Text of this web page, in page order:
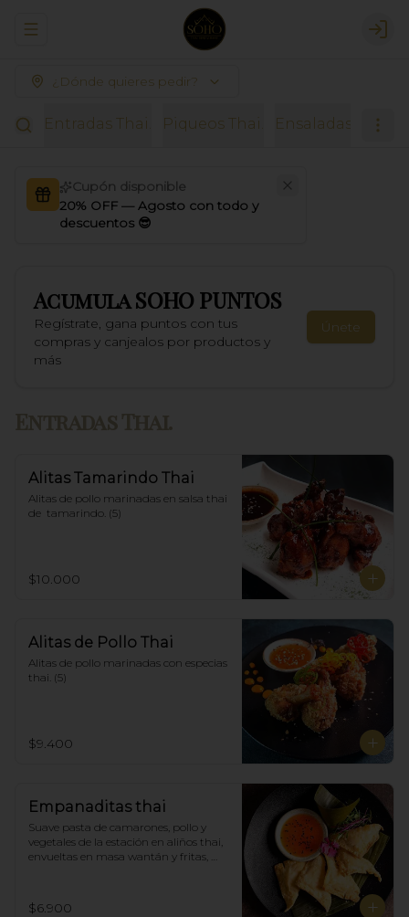
Abrir menu de navegación
¿Dónde quieres pedir?
Entradas Thai. Piqueos Thai. Ensaladas.
Cupón disponible
20% OFF — Agosto con todo y
descuentos 😎
AcumulaSOHO PUNTOS
Regístrate, gana puntos con tus
compras y canjealos por productos y
más
Únete
Entradas Thai.
Alitas Tamarindo Thai
Alitas de pollo marinadas en salsa thai
de  tamarindo. (5)
$10.000
Alitas de Pollo Thai
Alitas de pollo marinadas con especias
thai. (5)
$9.400
Empanaditas thai
Suave pasta de camarones, pollo y
vegetales de la estación en aliños thai,
envueltas en masa wantán y fritas,
$6.900